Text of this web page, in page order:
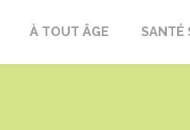
À TOUT ÂGE SANTÉ